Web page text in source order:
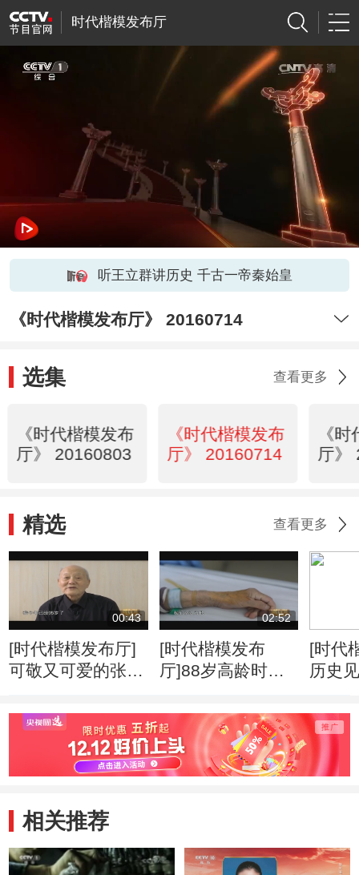
时代楷模发布厅
听王立群讲历史 千古一帝秦始皇
《时代楷模发布厅》 20160714
选集 查看更多
《时代楷模发布
厅》 20160803
《时代楷模发布
厅》 20160714
《
厅》
精选 查看更多
00:43
[时代楷模发布厅]
可敬又可爱的张富
02:52
[时代楷模发布
厅]88岁高龄时，
的力量站起来
[时代
历史
相关推荐